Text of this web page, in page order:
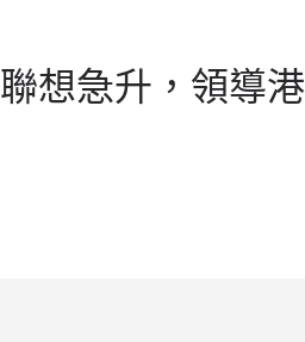
想急升，領導港